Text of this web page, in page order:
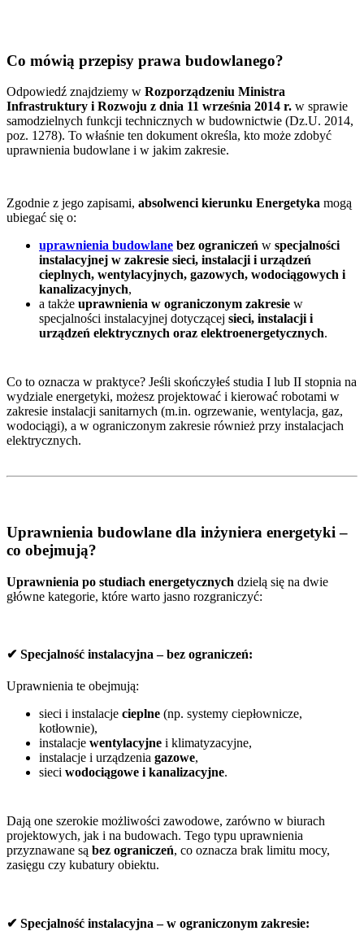
Co mówią przepisy prawa budowlanego?
Odpowiedź znajdziemy w Rozporządzeniu Ministra
Infrastruktury i Rozwoju z dnia 11 września 2014 r. w sprawie
samodzielnych funkcji technicznych w budownictwie (Dz.U. 2014,
poz. 1278). To właśnie ten dokument określa, kto może zdobyć
uprawnienia budowlane i w jakim zakresie.
Zgodnie z jego zapisami, absolwenci kierunku Energetyka mogą
ubiegać się o:
uprawnienia budowlane bez ograniczeń w specjalności
instalacyjnej w zakresie sieci, instalacji i urządzeń
cieplnych, wentylacyjnych, gazowych, wodociągowych i
kanalizacyjnych,
a także uprawnienia w ograniczonym zakresie w
specjalności instalacyjnej dotyczącej sieci, instalacji i
urządzeń elektrycznych oraz elektroenergetycznych.
Co to oznacza w praktyce? Jeśli skończyłeś studia I lub II stopnia na
wydziale energetyki, możesz projektować i kierować robotami w
zakresie instalacji sanitarnych (m.in. ogrzewanie, wentylacja, gaz,
wodociągi), a w ograniczonym zakresie również przy instalacjach
elektrycznych.
Uprawnienia budowlane dla inżyniera energetyki –
co obejmują?
Uprawnienia po studiach energetycznych dzielą się na dwie
główne kategorie, które warto jasno rozgraniczyć:
✔ Specjalność instalacyjna – bez ograniczeń:
Uprawnienia te obejmują:
sieci i instalacje cieplne (np. systemy ciepłownicze,
kotłownie),
instalacje wentylacyjne i klimatyzacyjne,
instalacje i urządzenia gazowe,
sieci wodociągowe i kanalizacyjne.
Dają one szerokie możliwości zawodowe, zarówno w biurach
projektowych, jak i na budowach. Tego typu uprawnienia
przyznawane są bez ograniczeń, co oznacza brak limitu mocy,
zasięgu czy kubatury obiektu.
✔ Specjalność instalacyjna – w ograniczonym zakresie: